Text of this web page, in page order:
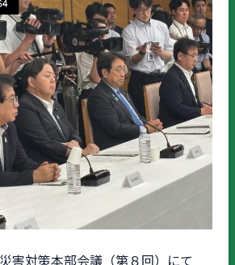
害対策本部会議（第８回）にて